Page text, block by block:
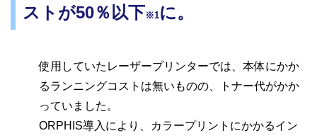
ストが50％以下※1に。
使用していたレーザープリンターでは、本体にかか
るランニングコストは無いものの、トナー代がかか
っていました。
ORPHIS導入により、カラープリントにかかるイン